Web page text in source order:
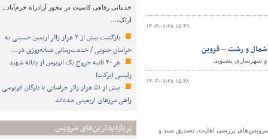
خدماتی رفاهی کاسیت در محور آزادراه خرم‌آباد ـ
اراک،…
بازگشت بیش از ۳ هزار زائر اربعین حسینی به
خراسان جنوبی / خدمت‌رسانی شبانه‌روزی در…
هر ۴۰ ثانیه خروج یک اتوبوس از پایانه شهید
رئیسی (برکت)
بیش از ۵۱ هزار زائر خراسانی با ناوگان اتوبوسی
راهی مرزهای اربعینی شده‌اند
پربازدیدترین‌های سرویس
۱۴۰۳-۰۶-۲۸ ۱۵:۴۹
شمال و رشت – قزوین
و شهرسازی بشنوید.
۱۴۰۳-۰۶-۲۸ ۱۵:۴۸
سرویس‌های بررسی اهلیت، تصدیق سند و